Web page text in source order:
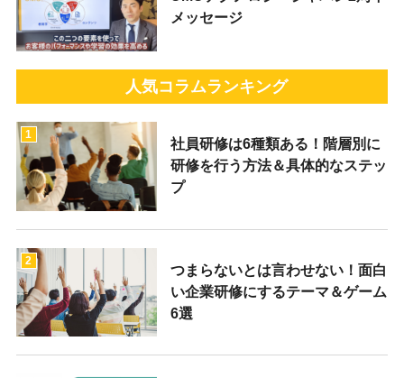
メッセージ
人気コラムランキング
1
社員研修は6種類ある！階層別に
研修を行う方法＆具体的なステッ
プ
2
つまらないとは言わせない！面白
い企業研修にするテーマ＆ゲーム
6選